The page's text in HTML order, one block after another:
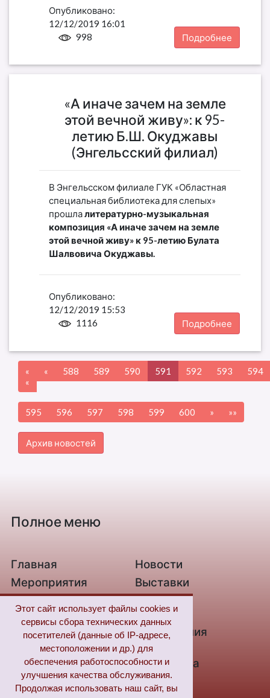
Опубликовано:
12/12/2019 16:01
998
Подробнее
«А иначе зачем на земле
этой вечной живу»: к 95-
летию Б.Ш. Окуджавы
(Энгельсский филиал)
В Энгельсском филиале ГУК «Областная
специальная библиотека для слепых»
прошлалитературно-музыкальная
композиция «А иначе зачем на земле
этой вечной живу»к 95-летию Булата
Шалвовича Окуджавы.
Опубликовано:
12/12/2019 15:53
1116
Подробнее
«
«
« 588 589 590 591 592 593 594
595 596 597 598 599 600 » »»
Архив новостей
Этот сайт использует файлы cookies и
сервисы сбора технических данных
посетителей (данные об IP-адресе,
местоположении и др.) для
обеспечения работоспособности и
улучшения качества обслуживания.
Продолжая использовать наш сайт, вы
Полное меню
Главная
Новости
Мероприятия
Выставки
О библиотеке
Контакты
Связь с нами
Новые
поступления
Из жизни незрячих
Цифровая
библиотека
«Пушкинская
карта»
FAQ